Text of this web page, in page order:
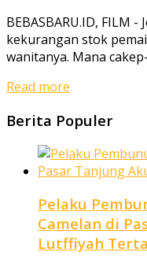
BEBASBARU.ID, FILM
kekurangan stok
wanitanya. Mana
Read more
Berita Populer
Pelaku
Camelan di
Lutffiyah